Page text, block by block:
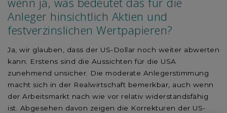
Anleger hinsichtlich Aktien und
festverzinslichen Wertpapieren?
Ja, wir glauben, dass der US-Dollar noch weiter abwerten
kann. Erstens sind die Aussichten für die USA
zunehmend unsicher. Die moderate Anlegerstimmung
macht sich in der Realwirtschaft bemerkbar, auch wenn
der Arbeitsmarkt nach wie vor relativ widerstandsfähig
ist. Abgesehen davon zeigen die Korrekturen der US-